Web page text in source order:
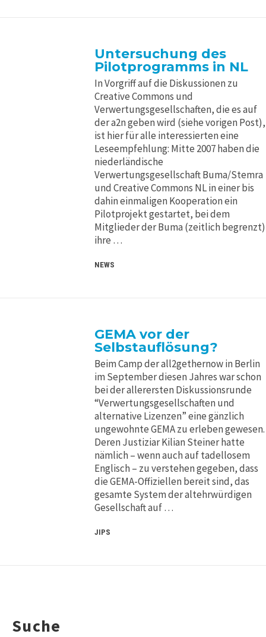
Untersuchung des
Pilotprogramms in NL
In Vorgriff auf die Diskussionen zu
Creative Commons und
Verwertungsgesellschaften, die es auf
der a2n geben wird (siehe vorigen Post),
ist hier für alle interessierten eine
Leseempfehlung: Mitte 2007 haben die
niederländische
Verwertungsgesellschaft Buma/Stemra
und Creative Commons NL in einer bis
dahin einmaligen Kooperation ein
Pilotprojekt gestartet, bei dem
Mitglieder der Buma (zeitlich begrenzt)
ihre …
NEWS
GEMA vor der
Selbstauflösung?
Beim Camp der all2gethernow in Berlin
im September diesen Jahres war schon
bei der allerersten Diskussionsrunde
“Verwertungsgesellschaften und
alternative Lizenzen” eine gänzlich
ungewohnte GEMA zu erleben gewesen.
Deren Justiziar Kilian Steiner hatte
nämlich – wenn auch auf tadellosem
Englisch – zu verstehen gegeben, dass
die GEMA-Offiziellen bereit sind, das
gesamte System der altehrwürdigen
Gesellschaft auf …
JIPS
Suche